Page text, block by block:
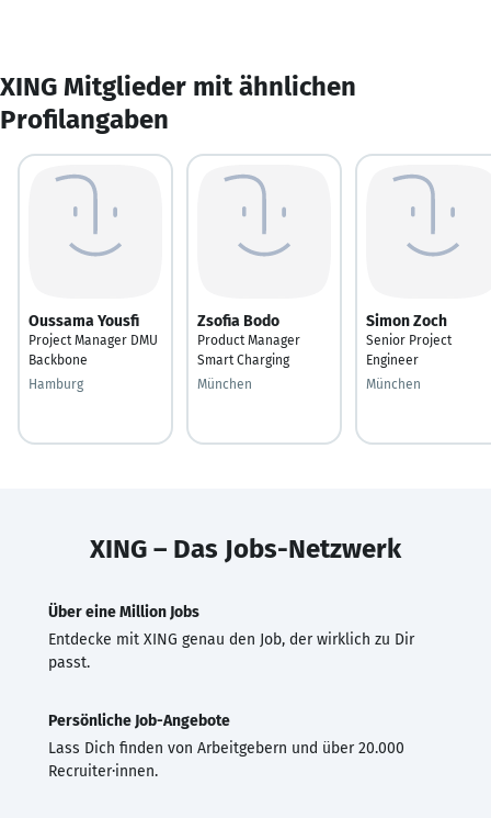
XING Mitglieder mit ähnlichen
Profilangaben
Oussama Yousfi
Project Manager DMU
Backbone
Hamburg
Zsofia Bodo
Product Manager
Smart Charging
München
Simon Zoch
Senior Project
Engineer
München
XING – Das Jobs-Netzwerk
Über eine Million Jobs
Entdecke mit XING genau den Job, der wirklich zu Dir
passt.
Persönliche Job-Angebote
Lass Dich finden von Arbeitgebern und über 20.000
Recruiter·innen.